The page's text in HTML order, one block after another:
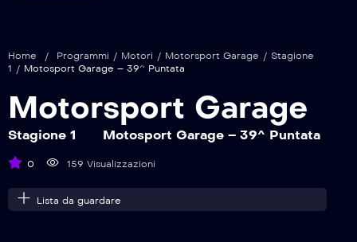
Motosport Garage – 34^ Puntata
Motosport Garage – 33^ Puntata
Home / Programmi / Motori / Motorsport Garage / Stagione
1 / Motosport Garage – 39^ Puntata
Motorsport Garage
Stagione 1 Motosport Garage – 39^ Puntata
0 159 Visualizzazioni
Lista da guardare